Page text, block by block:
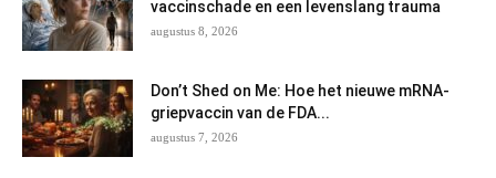
vaccinschade en een levenslang trauma
augustus 8, 2026
Don’t Shed on Me: Hoe het nieuwe mRNA-
griepvaccin van de FDA...
augustus 7, 2026